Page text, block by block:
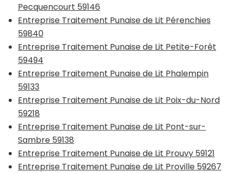
Pecquencourt 59146
Entreprise Traitement Punaise de Lit Pérenchies
59840
Entreprise Traitement Punaise de Lit Petite-Forêt
59494
Entreprise Traitement Punaise de Lit Phalempin
59133
Entreprise Traitement Punaise de Lit Poix-du-Nord
59218
Entreprise Traitement Punaise de Lit Pont-sur-
Sambre 59138
Entreprise Traitement Punaise de Lit Prouvy 59121
Entreprise Traitement Punaise de Lit Proville 59267